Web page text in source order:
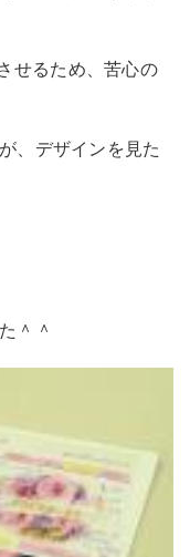
せるため、苦心の
、デザインを見た
＾＾